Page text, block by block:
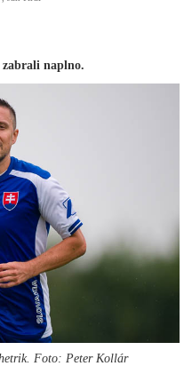
naplno.
Foto: Peter Kollár